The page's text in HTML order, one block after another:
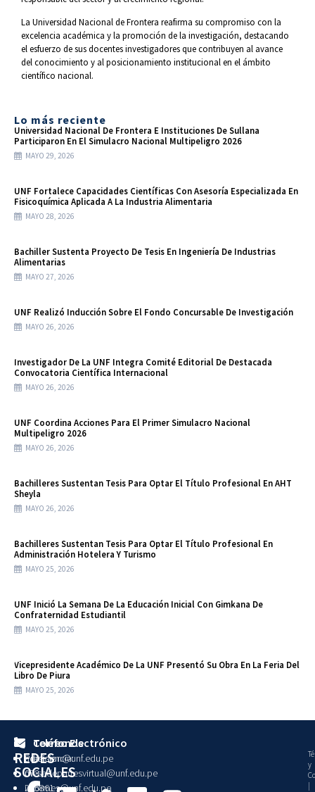
La Universidad Nacional de Frontera reafirma su compromiso con la
excelencia académica y la promoción de la investigación, destacando
el esfuerzo de sus docentes investigadores que contribuyen al avance
del conocimiento y al posicionamiento institucional en el ámbito
científico nacional.
Lo más reciente
Universidad Nacional De Frontera E Instituciones De Sullana
Participaron En El Simulacro Nacional Multipeligro 2026
MAYO 29, 2026
UNF Fortalece Capacidades Científicas Con Asesoría Especializada En
Fisicoquímica Aplicada A La Industria Alimentaria
MAYO 28, 2026
Bachiller Sustenta Proyecto De Tesis En Ingeniería De Industrias
Alimentarias
MAYO 27, 2026
UNF Realizó Inducción Sobre El Fondo Concursable De Investigación
MAYO 26, 2026
Investigador De La UNF Integra Comité Editorial De Destacada
Convocatoria Científica Internacional
MAYO 26, 2026
UNF Coordina Acciones Para El Primer Simulacro Nacional
Multipeligro 2026
MAYO 26, 2026
Bachilleres Sustentan Tesis Para Optar El Título Profesional En AHT
Sheyla
MAYO 26, 2026
Bachilleres Sustentan Tesis Para Optar El Título Profesional En
Administración Hotelera Y Turismo
MAYO 25, 2026
UNF Inició La Semana De La Educación Inicial Con Gimkana De
Confraternidad Estudiantil
MAYO 25, 2026
Vicepresidente Académico De La UNF Presentó Su Obra En La Feria Del
Libro De Piura
MAYO 25, 2026
REDES
SOCIALES
Teléfonos
Presidencia:
073-
215861
Correo Electrónico
admision@unf.edu.pe
mesadepartesvirtual@unf.edu.pe
informes@unf.edu.pe
y